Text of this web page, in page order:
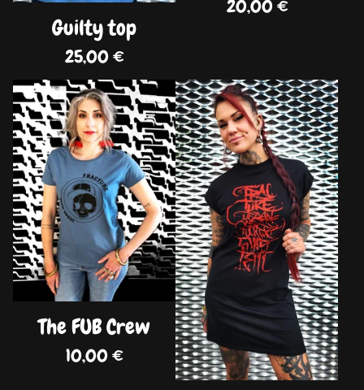
Guilty top
25,00€
20,00€
DISPO
The FUB Crew
10,00€
DISPO